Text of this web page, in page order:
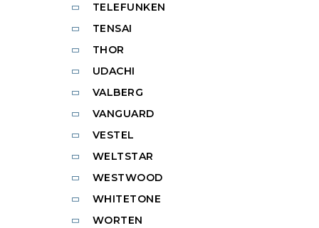
TELEFUNKEN
TENSAI
THOR
UDACHI
VALBERG
VANGUARD
VESTEL
WELTSTAR
WESTWOOD
WHITETONE
WORTEN